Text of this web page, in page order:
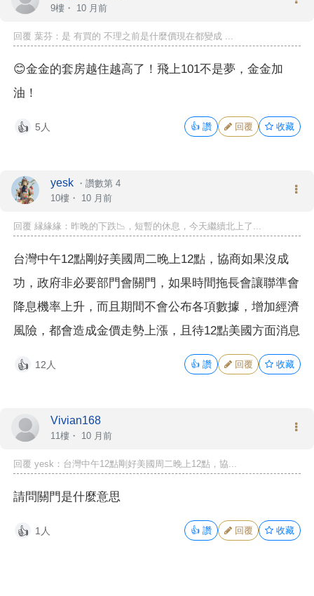
9樓・ 10 月前
回覆 葉芬：是 有買的 不理之前是什麼價現在都變成 ...
😊金金的套房越住越高了！飛上101不是夢，金金加
油！
👍 5人 👍 讚 回覆 收藏
yesk ・ 讚數第 4
10樓・ 10 月前
回覆 縁緣緣：昨晚的下跌📉，短暫的休息，今天繼續北上了...
台灣中午12點剛好美國周二晚上12點，協商如果沒成
功，政府非必要部門會關門，如果時間拖長會讓聯準會
降息機率上升，而且期間不會公布各項數據，增加經濟
風險，都會造成金價走勢上漲，且待12點美國方面消息
👍 12人 👍 讚 回覆 收藏
Vivian168
11樓・ 10 月前
回覆 yesk：台灣中午12點剛好美國周二晚上12點，協...
請問關門是什麼意思
👍 1人 👍 讚 回覆 收藏